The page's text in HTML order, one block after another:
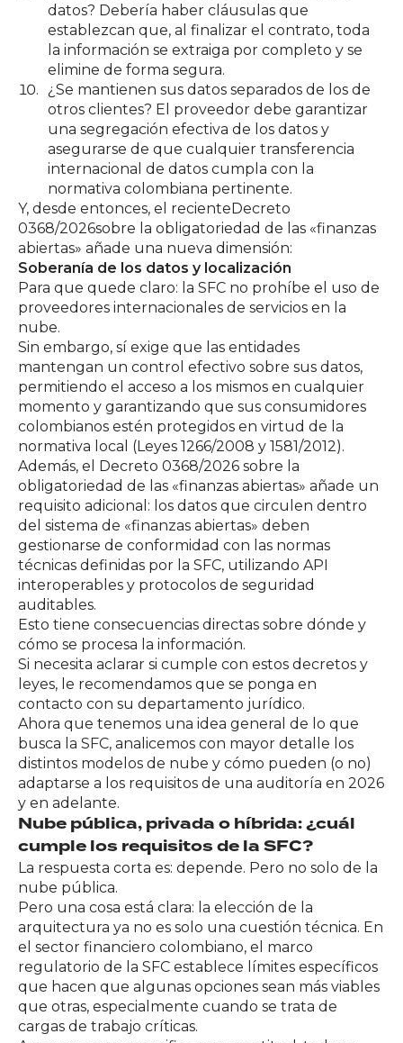
datos? Debería haber cláusulas que
establezcan que, al finalizar el contrato, toda
la información se extraiga por completo y se
elimine de forma segura.
¿Se mantienen sus datos separados de los de
otros clientes? El proveedor debe garantizar
una segregación efectiva de los datos y
asegurarse de que cualquier transferencia
internacional de datos cumpla con la
normativa colombiana pertinente.
Y, desde entonces, el recienteDecreto
0368/2026sobre la obligatoriedad de las «finanzas
abiertas» añade una nueva dimensión:
Soberanía de los datos y localización
Para que quede claro: la SFC no prohíbe el uso de
proveedores internacionales de servicios en la
nube.
Sin embargo, sí exige que las entidades
mantengan un control efectivo sobre sus datos,
permitiendo el acceso a los mismos en cualquier
momento y garantizando que sus consumidores
colombianos estén protegidos en virtud de la
normativa local (Leyes 1266/2008 y 1581/2012).
Además, el Decreto 0368/2026 sobre la
obligatoriedad de las «finanzas abiertas» añade un
requisito adicional: los datos que circulen dentro
del sistema de «finanzas abiertas» deben
gestionarse de conformidad con las normas
técnicas definidas por la SFC, utilizando API
interoperables y protocolos de seguridad
auditables.
Esto tiene consecuencias directas sobre dónde y
cómo se procesa la información.
Si necesita aclarar si cumple con estos decretos y
leyes, le recomendamos que se ponga en
contacto con su departamento jurídico.
Ahora que tenemos una idea general de lo que
busca la SFC, analicemos con mayor detalle los
distintos modelos de nube y cómo pueden (o no)
adaptarse a los requisitos de una auditoría en 2026
y en adelante.
Nube pública, privada o híbrida: ¿cuál
cumple los requisitos de la SFC?
La respuesta corta es: depende. Pero no solo de la
nube pública.
Pero una cosa está clara: la elección de la
arquitectura ya no es solo una cuestión técnica. En
el sector financiero colombiano, el marco
regulatorio de la SFC establece límites específicos
que hacen que algunas opciones sean más viables
que otras, especialmente cuando se trata de
cargas de trabajo críticas.